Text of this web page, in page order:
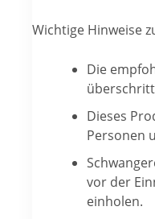
Wichtige Hinweise
Die
Dieses
Personen
vor der
einholen.